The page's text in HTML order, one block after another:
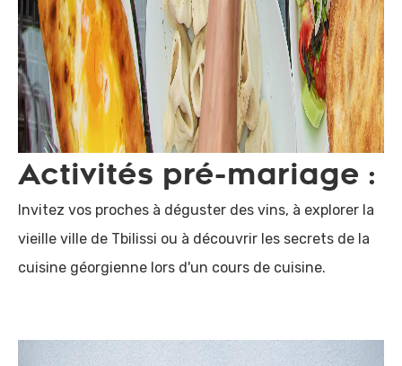
Activités pré-mariage :
Invitez vos proches à déguster des vins, à explorer la
vieille ville de Tbilissi ou à découvrir les secrets de la
cuisine géorgienne lors d'un cours de cuisine.